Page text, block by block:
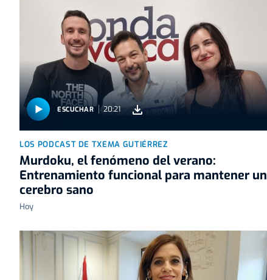
ESCUCHAR 20:21
LOS PODCAST DE TXEMA GUTIÉRREZ
Murdoku, el fenómeno del verano:
Entrenamiento funcional para mantener un
cerebro sano
Hoy